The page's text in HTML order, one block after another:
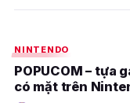
NINTENDO
POPUCOM – tựa
có mặt trên